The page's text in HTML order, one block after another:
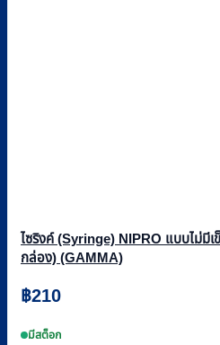
ไซริงค์ (Syringe) NIPRO แบบไม่มี
กล่อง) (GAMMA)
฿210
มีสต็อก